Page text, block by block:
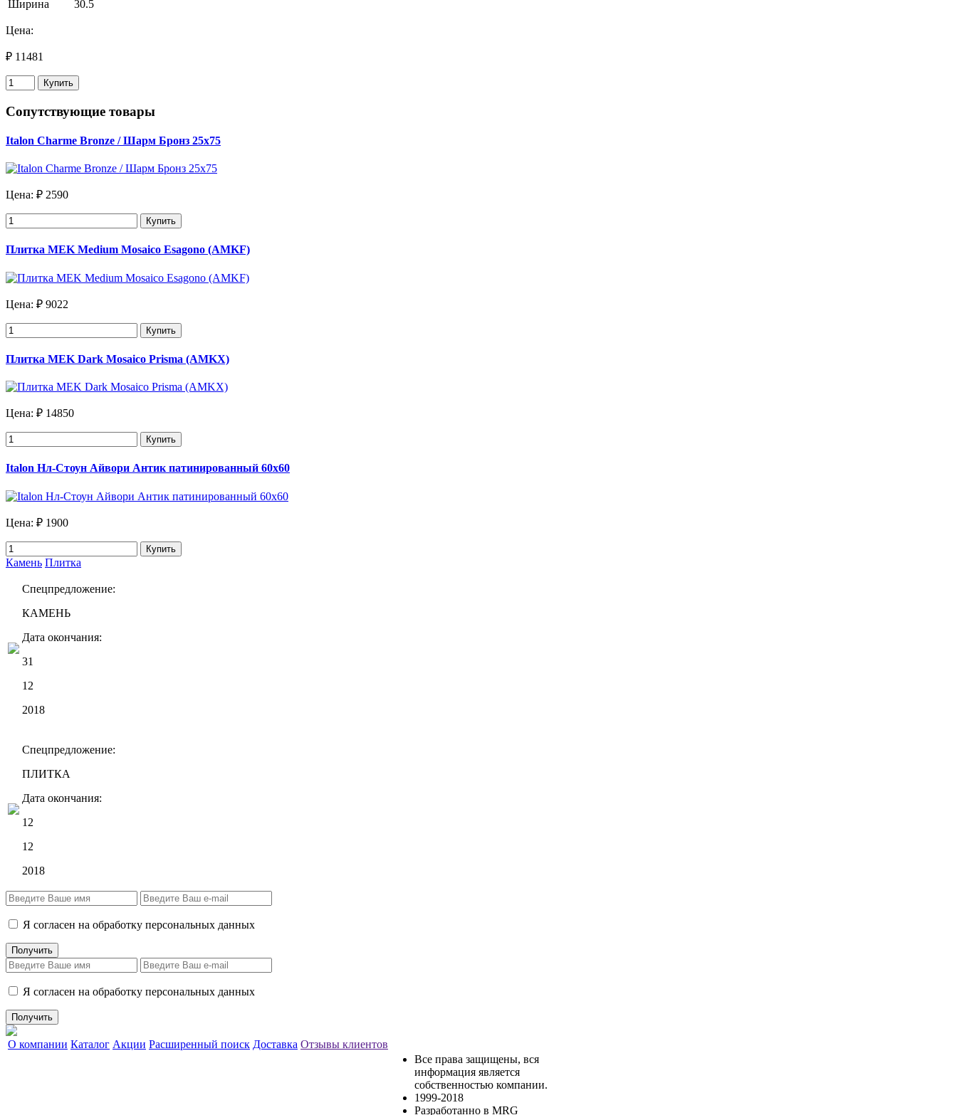
Ширина
30.5
Цена:
₽ 11481
Купить
Сопутствующие товары
Italon Charme Bronze / Шарм Бронз 25х75
Цена: ₽ 2590
Купить
Плитка MEK Medium Mosaico Esagono (AMKF)
Цена: ₽ 9022
Купить
Плитка MEK Dark Mosaico Prisma (AMKX)
Цена: ₽ 14850
Купить
Italon Нл-Стоун Айвори Антик патинированный 60х60
Цена: ₽ 1900
Купить
Камень Плитка
Спецпредложение:
КАМЕНЬ
Дата окончания:
31
12
2018
Спецпредложение:
ПЛИТКА
Дата окончания:
12
12
2018
Я согласен на обработку персональных данных
Я согласен на обработку персональных данных
О компании Каталог Акции Расширенный поиск Доставка Отзывы клиентов
Все права защищены, вся
информация является
собственностью компании.
1999-2018
Разработанно в MRG